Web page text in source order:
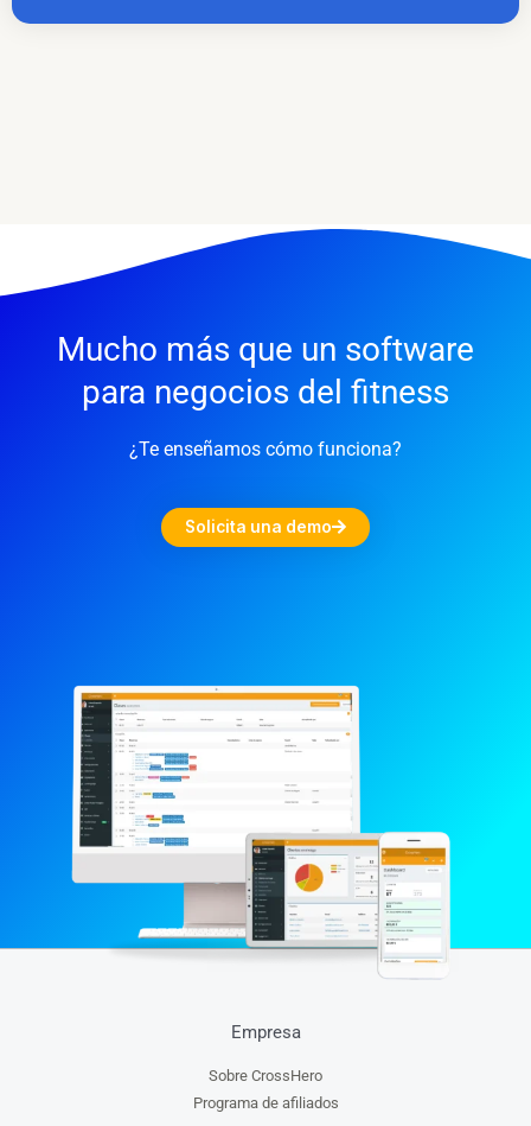
Mucho más que un software
para negocios del fitness
¿Te enseñamos cómo funciona?
Solicita una demo
Empresa
Sobre CrossHero
Programa de afiliados